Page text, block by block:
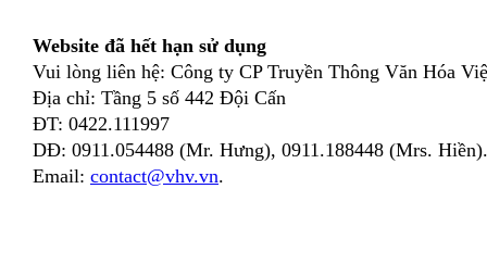
Website đã hết hạn sử dụng
Vui lòng liên hệ: Công ty CP Truyền Thông Văn Hóa
Địa chỉ: Tầng 5 số 442 Đội Cấn
ĐT: 0422.111997
DĐ: 0911.054488 (Mr. Hưng), 0911.188448 (Mrs. Hiền).
Email: contact@vhv.vn.